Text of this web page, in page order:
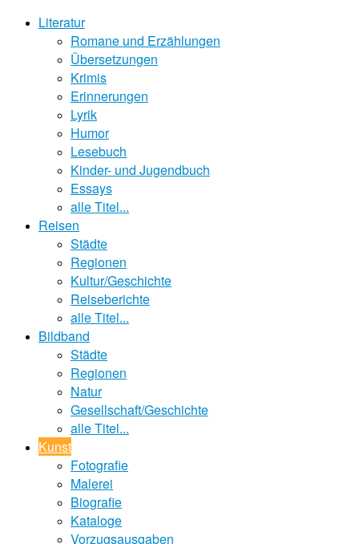
Literatur
Romane und Erzählungen
Übersetzungen
Krimis
Erinnerungen
Lyrik
Humor
Lesebuch
Kinder- und Jugendbuch
Essays
alle Titel...
Reisen
Städte
Regionen
Kultur/Geschichte
Reiseberichte
alle Titel...
Bildband
Städte
Regionen
Natur
Gesellschaft/Geschichte
alle Titel...
Kunst
Fotografie
Malerei
Biografie
Kataloge
Vorzugsausgaben